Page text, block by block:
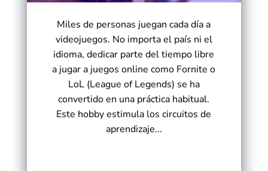
Miles de personas juegan cada día a
videojuegos. No importa el país ni el
idioma, dedicar parte del tiempo libre
a jugar a juegos online como Fornite o
LoL (League of Legends) se ha
convertido en una práctica habitual.
Este hobby estimula los circuitos de
aprendizaje...